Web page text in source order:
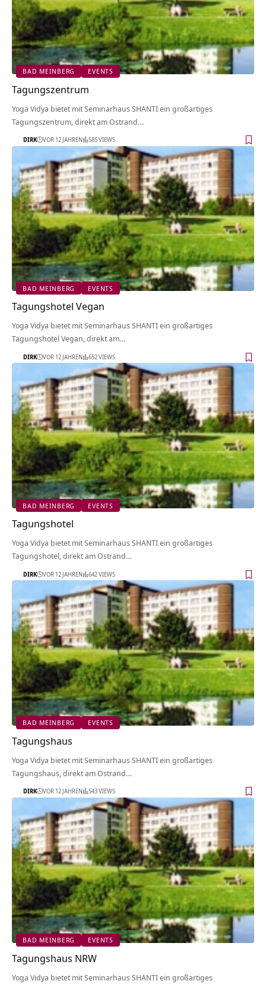
BAD MEINBERG EVENTS
Tagungszentrum
Yoga Vidya bietet mit Seminarhaus SHANTI ein großartiges
Tagungszentrum, direkt am Ostrand…
DIRK VOR 12 JAHREN 585 VIEWS
BAD MEINBERG EVENTS
Tagungshotel Vegan
Yoga Vidya bietet mit Seminarhaus SHANTI ein großartiges
Tagungshotel Vegan, direkt am…
DIRK VOR 12 JAHREN 652 VIEWS
BAD MEINBERG EVENTS
Tagungshotel
Yoga Vidya bietet mit Seminarhaus SHANTI ein großartiges
Tagungshotel, direkt am Ostrand…
DIRK VOR 12 JAHREN 642 VIEWS
BAD MEINBERG EVENTS
Tagungshaus
Yoga Vidya bietet mit Seminarhaus SHANTI ein großartiges
Tagungshaus, direkt am Ostrand…
DIRK VOR 12 JAHREN 543 VIEWS
BAD MEINBERG EVENTS
Tagungshaus NRW
Yoga Vidya bietet mit Seminarhaus SHANTI ein großartiges